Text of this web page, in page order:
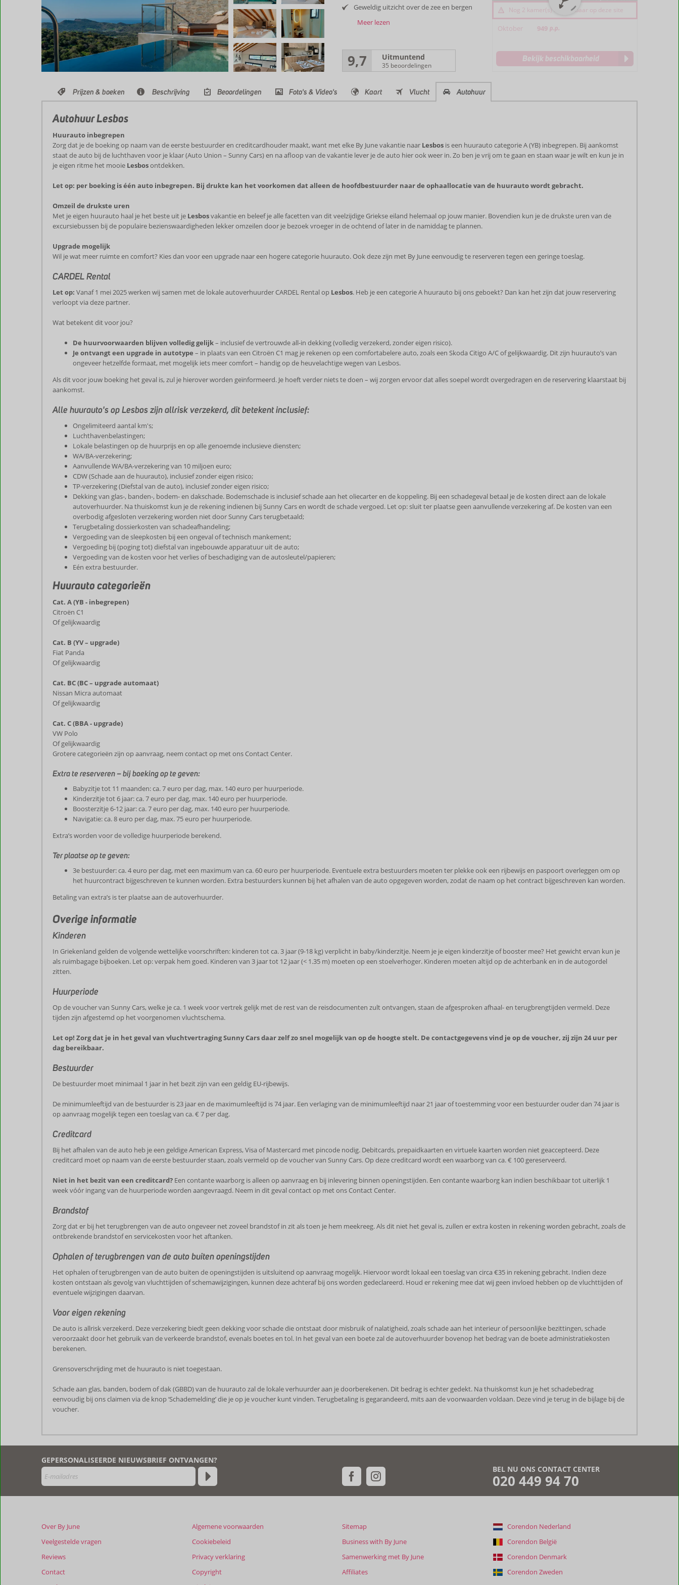
Geweldig uitzicht over de zee en bergen
Meer lezen
9,7 Uitmuntend
35 beoordelingen
Nog 2 kamer(s) beschikbaar op deze site
Oktober 949 p.p.
Bekijk beschikbaarheid
Prijzen & boeken Beschrijving Beoordelingen Foto's & Video's Kaart Vlucht Autohuur
Autohuur Lesbos
Huurauto inbegrepen
Zorg dat je de boeking op naam van de eerste bestuurder en creditcardhouder maakt, want met elke By June vakantie naar Lesbos is een huurauto categorie A (YB) inbegrepen. Bij aankomst
staat de auto bij de luchthaven voor je klaar (Auto Union – Sunny Cars) en na afloop van de vakantie lever je de auto hier ook weer in. Zo ben je vrij om te gaan en staan waar je wilt en kun je in
je eigen ritme het mooie Lesbosontdekken.
Let op: per boeking is één auto inbegrepen. Bij drukte kan het voorkomen dat alleen de hoofdbestuurder naar de ophaallocatie van de huurauto wordt gebracht.
Omzeil de drukste uren
Met je eigen huurauto haal je het beste uit je Lesbosvakantie en beleef je alle facetten van dit veelzijdige Griekse eiland helemaal op jouw manier. Bovendien kun je de drukste uren van de
excursiebussen bij de populaire bezienswaardigheden lekker omzeilen door je bezoek vroeger in de ochtend of later in de namiddag te plannen.
Upgrade mogelijk
Wil je wat meer ruimte en comfort? Kies dan voor een upgrade naar een hogere categorie huurauto. Ook deze zijn met By June eenvoudig te reserveren tegen een geringe toeslag.
CARDEL Rental
Let op: Vanaf 1 mei 2025 werken wij samen met de lokale autoverhuurder CARDEL Rental op Lesbos. Heb je een categorie A huurauto bij ons geboekt? Dan kan het zijn dat jouw reservering
verloopt via deze partner.
Wat betekent dit voor jou?
De huurvoorwaarden blijven volledig gelijk– inclusief de vertrouwde all-in dekking (volledig verzekerd, zonder eigen risico).
Je ontvangt een upgrade in autotype – in plaats van een Citroën C1 mag je rekenen op een comfortabelere auto, zoals een Skoda Citigo A/C of gelijkwaardig. Dit zijn huurauto’s van
ongeveer hetzelfde formaat, met mogelijk iets meer comfort – handig op de heuvelachtige wegen van Lesbos.
Als dit voor jouw boeking het geval is, zul je hierover worden geïnformeerd. Je hoeft verder niets te doen – wij zorgen ervoor dat alles soepel wordt overgedragen en de reservering klaarstaat bij
aankomst.
Alle huurauto's op Lesbos zijn allrisk verzekerd, dit betekent inclusief:
Ongelimiteerd aantal km's;
Luchthavenbelastingen;
Lokale belastingen op de huurprijs en op alle genoemde inclusieve diensten;
WA/BA-verzekering;
Aanvullende WA/BA-verzekering van 10 miljoen euro;
CDW (Schade aan de huurauto), inclusief zonder eigen risico;
TP-verzekering (Diefstal van de auto), inclusief zonder eigen risico;
Dekking van glas-, banden-, bodem- en dakschade. Bodemschade is inclusief schade aan het oliecarter en de koppeling. Bij een schadegeval betaal je de kosten direct aan de lokale
autoverhuurder. Na thuiskomst kun je de rekening indienen bij Sunny Cars en wordt de schade vergoed. Let op: sluit ter plaatse geen aanvullende verzekering af. De kosten van een
overbodig afgesloten verzekering worden niet door Sunny Cars terugbetaald;
Terugbetaling dossierkosten van schadeafhandeling;
Vergoeding van de sleepkosten bij een ongeval of technisch mankement;
Vergoeding bij (poging tot) diefstal van ingebouwde apparatuur uit de auto;
Vergoeding van de kosten voor het verlies of beschadiging van de autosleutel/papieren;
Eén extra bestuurder.
Huurauto categorieën
Cat. A (YB - inbegrepen)
Citroën C1
Of gelijkwaardig
Cat. B (YV – upgrade)
Fiat Panda
Of gelijkwaardig
Cat. BC (BC – upgrade automaat)
Nissan Micra automaat
Of gelijkwaardig
Cat. C (BBA - upgrade)
VW Polo
Of gelijkwaardig
Grotere categorieën zijn op aanvraag, neem contact op met ons Contact Center.
Extra te reserveren – bij boeking op te geven:
Babyzitje tot 11 maanden: ca. 7 euro per dag, max. 140 euro per huurperiode.
Kinderzitje tot 6 jaar: ca. 7 euro per dag, max. 140 euro per huurperiode.
Boosterzitje 6-12 jaar: ca. 7 euro per dag, max. 140 euro per huurperiode.
Navigatie: ca. 8 euro per dag, max. 75 euro per huurperiode.
Extra’s worden voor de volledige huurperiode berekend.
Ter plaatse op te geven:
3e bestuurder: ca. 4 euro per dag, met een maximum van ca. 60 euro per huurperiode. Eventuele extra bestuurders moeten ter plekke ook een rijbewijs en paspoort overleggen om op
het huurcontract bijgeschreven te kunnen worden. Extra bestuurders kunnen bij het afhalen van de auto opgegeven worden, zodat de naam op het contract bijgeschreven kan worden.
Betaling van extra’s is ter plaatse aan de autoverhuurder.
Overige informatie
Kinderen
In Griekenland gelden de volgende wettelijke voorschriften: kinderen tot ca. 3 jaar (9-18 kg) verplicht in baby/kinderzitje. Neem je je eigen kinderzitje of booster mee? Het gewicht ervan kun je
als ruimbagage bijboeken. Let op: verpak hem goed. Kinderen van 3 jaar tot 12 jaar (< 1.35 m) moeten op een stoelverhoger. Kinderen moeten altijd op de achterbank en in de autogordel
zitten.
Huurperiode
Op de voucher van Sunny Cars, welke je ca. 1 week voor vertrek gelijk met de rest van de reisdocumenten zult ontvangen, staan de afgesproken afhaal- en terugbrengtijden vermeld. Deze
tijden zijn afgestemd op het voorgenomen vluchtschema.
Let op! Zorg dat je in het geval van vluchtvertraging Sunny Cars daar zelf zo snel mogelijk van op de hoogte stelt. De contactgegevens vind je op de voucher, zij zijn 24 uur per
dag bereikbaar.
Bestuurder
De bestuurder moet minimaal 1 jaar in het bezit zijn van een geldig EU-rijbewijs.
De minimumleeftijd van de bestuurder is 23 jaar en de maximumleeftijd is 74 jaar. Een verlaging van de minimumleeftijd naar 21 jaar of toestemming voor een bestuurder ouder dan 74 jaar is
op aanvraag mogelijk tegen een toeslag van ca. € 7 per dag.
Creditcard
Bij het afhalen van de auto heb je een geldige American Express, Visa of Mastercard met pincode nodig. Debitcards, prepaidkaarten en virtuele kaarten worden niet geaccepteerd. Deze
creditcard moet op naam van de eerste bestuurder staan, zoals vermeld op de voucher van Sunny Cars. Op deze creditcard wordt een waarborg van ca. € 100 gereserveerd.
Niet in het bezit van een creditcard? Een contante waarborg is alleen op aanvraag en bij inlevering binnen openingstijden. Een contante waarborg kan indien beschikbaar tot uiterlijk 1
week vóór ingang van de huurperiode worden aangevraagd. Neem in dit geval contact op met ons Contact Center.
Brandstof
Zorg dat er bij het terugbrengen van de auto ongeveer net zoveel brandstof in zit als toen je hem meekreeg. Als dit niet het geval is, zullen er extra kosten in rekening worden gebracht, zoals de
ontbrekende brandstof en servicekosten voor het aftanken.
Ophalen of terugbrengen van de auto buiten openingstijden
Het ophalen of terugbrengen van de auto buiten de openingstijden is uitsluitend op aanvraag mogelijk. Hiervoor wordt lokaal een toeslag van circa €35 in rekening gebracht. Indien deze
kosten ontstaan als gevolg van vluchttijden of schemawijzigingen, kunnen deze achteraf bij ons worden gedeclareerd. Houd er rekening mee dat wij geen invloed hebben op de vluchttijden of
eventuele wijzigingen daarvan.
Voor eigen rekening
De auto is allrisk verzekerd. Deze verzekering biedt geen dekking voor schade die ontstaat door misbruik of nalatigheid, zoals schade aan het interieur of persoonlijke bezittingen, schade
veroorzaakt door het gebruik van de verkeerde brandstof, evenals boetes en tol. In het geval van een boete zal de autoverhuurder bovenop het bedrag van de boete administratiekosten
berekenen.
Grensoverschrijding met de huurauto is niet toegestaan.
Schade aan glas, banden, bodem of dak (GBBD) van de huurauto zal de lokale verhuurder aan je doorberekenen. Dit bedrag is echter gedekt. Na thuiskomst kun je het schadebedrag
eenvoudig bij ons claimen via de knop ‘Schademelding’ die je op je voucher kunt vinden. Terugbetaling is gegarandeerd, mits aan de voorwaarden voldaan. Deze vind je terug in de bijlage bij de
voucher.
door
onze
klanten
in
Early
Villas
BEL NU ONS CONTACT CENTER
020 449 94 70
GEPERSONALISEERDE NIEUWSBRIEF ONTVANGEN?
Over By June
Veelgestelde vragen
Reviews
Contact
Algemene voorwaarden
Cookiebeleid
Privacy verklaring
Copyright
Sitemap
Business with By June
Samenwerking met By June
Affiliates
Corendon Nederland
Corendon België
Corendon Denmark
Corendon Zweden